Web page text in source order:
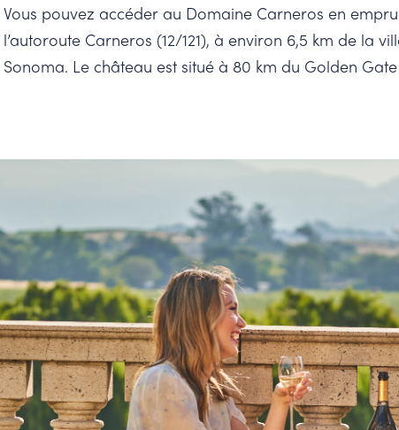
Vous pouvez accéder au Domaine Carneros en
l’autoroute Carneros (12/121), à environ 6,5 km de la
Sonoma. Le château est situé à 80 km du Golden